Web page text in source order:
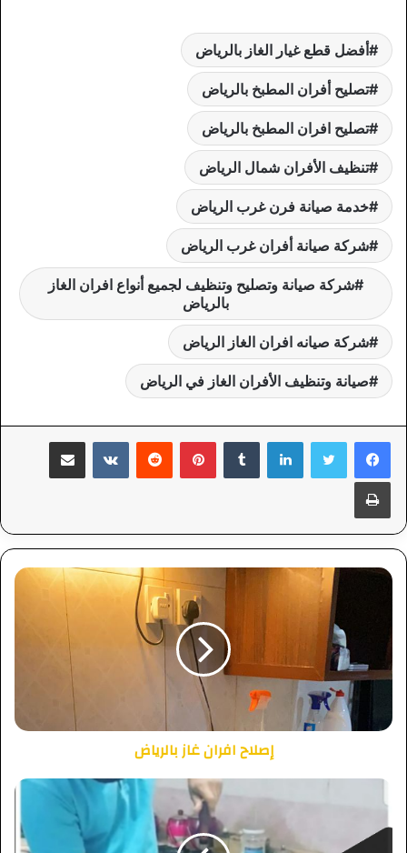
أفضل قطع غيار الغاز بالرياض
تصليح أفران المطبخ بالرياض
تصليح افران المطبخ بالرياض
تنظيف الأفران شمال الرياض
خدمة صيانة فرن غرب الرياض
شركة صيانة أفران غرب الرياض
شركة صيانة وتصليح وتنظيف لجميع أنواع افران الغاز
بالرياض
شركة صيانه افران الغاز الرياض
صيانة وتنظيف الأفران الغاز في الرياض
لينكدإن بينتيريست
إصلاح افران غاز بالرياض